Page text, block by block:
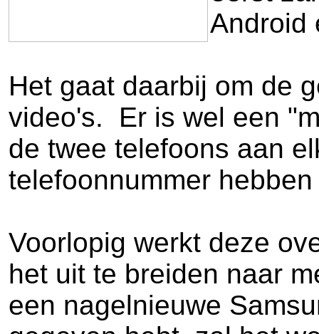
Android
Het gaat daarbij om de
video's. Er is wel een
de twee telefoons aan
telefoonnummer
Voorlopig werkt deze
het uit te breiden naar
een nagelnieuwe